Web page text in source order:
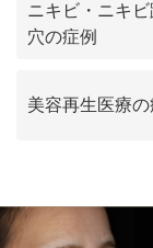
初めての方へ
医師紹介
ニキビ・ニキ
穴の症例
美容再生医療の